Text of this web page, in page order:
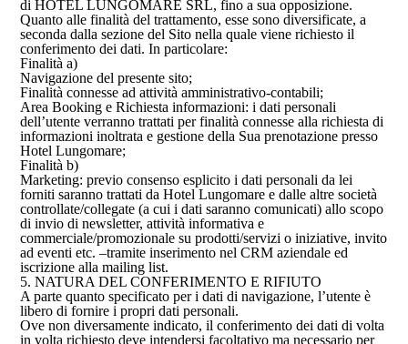
di HOTEL LUNGOMARE SRL, fino a sua opposizione.
Quanto alle finalità del trattamento, esse sono diversificate, a
seconda dalla sezione del Sito nella quale viene richiesto il
conferimento dei dati. In particolare:
Finalità a)
Navigazione del presente sito;
Finalità connesse ad attività amministrativo-contabili;
Area Booking e Richiesta informazioni: i dati personali
dell’utente verranno trattati per finalità connesse alla richiesta di
informazioni inoltrata e gestione della Sua prenotazione presso
Hotel Lungomare;
Finalità b)
Marketing: previo consenso esplicito i dati personali da lei
forniti saranno trattati da Hotel Lungomare e dalle altre società
controllate/collegate (a cui i dati saranno comunicati) allo scopo
di invio di newsletter, attività informativa e
commerciale/promozionale su prodotti/servizi o iniziative, invito
ad eventi etc. –tramite inserimento nel CRM aziendale ed
iscrizione alla mailing list.
5. NATURA DEL CONFERIMENTO E RIFIUTO
A parte quanto specificato per i dati di navigazione, l’utente è
libero di fornire i propri dati personali.
Ove non diversamente indicato, il conferimento dei dati di volta
in volta richiesto deve intendersi facoltativo ma necessario per